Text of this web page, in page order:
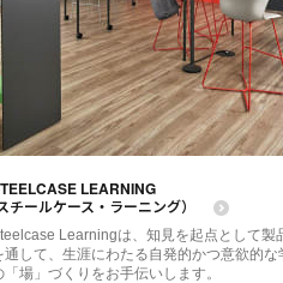
LEARNING
チールケース・ラーニング）
Learningは、知見を起点として製
通して、生涯にわたる自発的かつ意欲的な
「場」づくりをお手伝いします。